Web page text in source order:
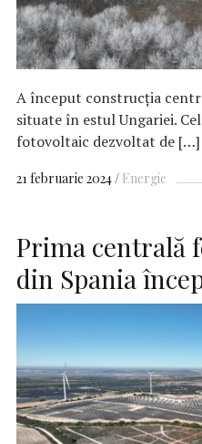
A început construcția
situate în estul Ungariei.
fotovoltaic dezvoltat de […]
21 februarie 2024 Energie
Prima centrală
din Spania